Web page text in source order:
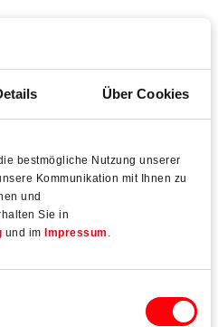
Über Cookies
bestmögliche Nutzung unserer
Kommunikation mit Ihnen zu
und
Sie in
und im Impressum .
für große Hebe-